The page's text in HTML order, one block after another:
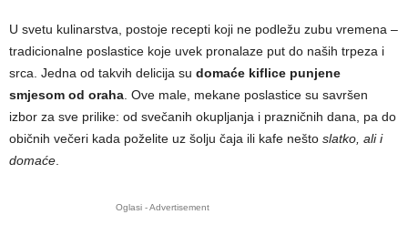
U svetu kulinarstva, postoje recepti koji ne podležu zubu vremena –
tradicionalne poslastice koje uvek pronalaze put do naših trpeza i
srca. Jedna od takvih delicija su domaće kiflice punjene
smjesom od oraha . Ove male, mekane poslastice su savršen
izbor za sve prilike: od svečanih okupljanja i prazničnih dana, pa do
običnih večeri kada poželite uz šolju čaja ili kafe nešto slatko, ali i
domaće
Oglasi - Advertisement